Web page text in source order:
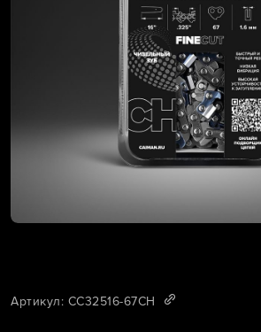
Артикул: CC32516-67CH